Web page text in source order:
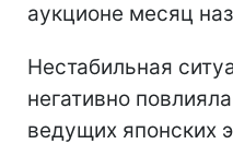
аукционе месяц
Нестабильная
негативно
ведущих японских